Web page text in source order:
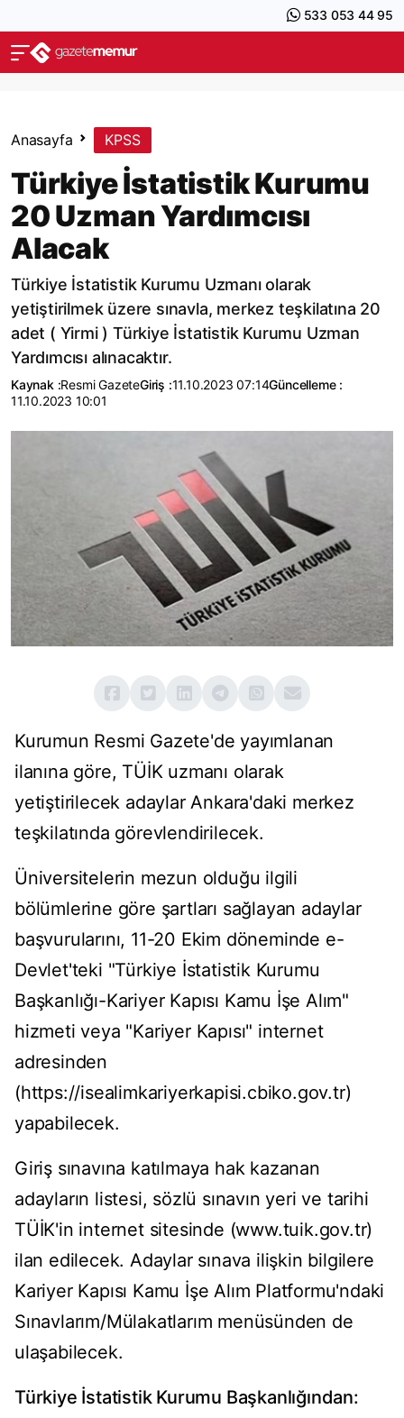
533 053 44 95
Anasayfa KPSS
Türkiye İstatistik Kurumu
20 Uzman Yardımcısı
Alacak
Türkiye İstatistik Kurumu Uzmanı olarak
yetiştirilmek üzere sınavla, merkez teşkilatına 20
adet ( Yirmi ) Türkiye İstatistik Kurumu Uzman
Yardımcısı alınacaktır.
Kaynak :Resmi GazeteGiriş :11.10.2023 07:14Güncelleme :
11.10.2023 10:01
Kurumun Resmi Gazete'de yayımlanan
ilanına göre, TÜİK uzmanı olarak
yetiştirilecek adaylar Ankara'daki merkez
teşkilatında görevlendirilecek.
Üniversitelerin mezun olduğu ilgili
bölümlerine göre şartları sağlayan adaylar
başvurularını, 11-20 Ekim döneminde e-
Devlet'teki "Türkiye İstatistik Kurumu
Başkanlığı-Kariyer Kapısı Kamu İşe Alım"
hizmeti veya "Kariyer Kapısı" internet
adresinden
(https://isealimkariyerkapisi.cbiko.gov.tr)
yapabilecek.
Giriş sınavına katılmaya hak kazanan
adayların listesi, sözlü sınavın yeri ve tarihi
TÜİK'in internet sitesinde (www.tuik.gov.tr)
ilan edilecek. Adaylar sınava ilişkin bilgilere
Kariyer Kapısı Kamu İşe Alım Platformu'ndaki
Sınavlarım/Mülakatlarım menüsünden de
ulaşabilecek.
Türkiye İstatistik Kurumu Başkanlığından: